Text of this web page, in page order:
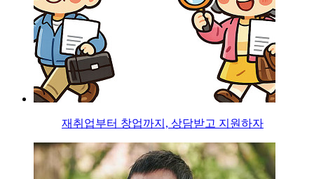
재취업부터 창업까지, 상담받고 지원하자